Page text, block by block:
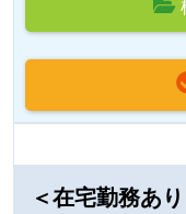
＜在宅勤務あ